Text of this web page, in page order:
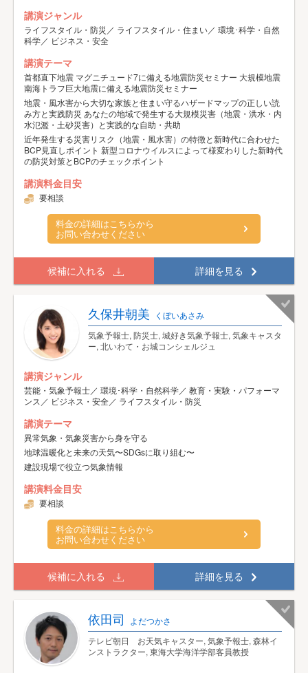
講演ジャンル
ライフスタイル・防災／ ライフスタイル・住まい／ 環境･科学・自然
科学／ ビジネス・安全
講演テーマ
首都直下地震 マグニチュード7に備える地震防災セミナー 大規模地震
南海トラフ巨大地震に備える地震防災セミナー
地震・風水害から大切な家族と住まい守るハザードマップの正しい読
み方と実践防災 あなたの地域で発生する大規模災害（地震・洪水・内
水氾濫・土砂災害）と実践的な自助・共助
近年発生する災害リスク（地震・風水害）の特徴と新時代に合わせた
BCP見直しポイント 新型コロナウイルスによって様変わりした新時代
の防災対策とBCPのチェックポイント
講演料金目安
要相談
料金の詳細はこちらから
お問い合わせください
候補に入れる 詳細を見る
久保井朝美
くぼいあさみ
気象予報士, 防災士, 城好き気象予報士, 気象キャスタ
ー, 北いわて・お城コンシェルジュ
講演ジャンル
芸能・気象予報士／ 環境･科学・自然科学／ 教育・実験・パフォーマ
ンス／ ビジネス・安全／ ライフスタイル・防災
講演テーマ
異常気象・気象災害から身を守る
地球温暖化と未来の天気〜SDGsに取り組む〜
建設現場で役立つ気象情報
講演料金目安
要相談
料金の詳細はこちらから
お問い合わせください
候補に入れる 詳細を見る
依田司
よだつかさ
テレビ朝日 お天気キャスター, 気象予報士, 森林イ
ンストラクター, 東海大学海洋学部客員教授